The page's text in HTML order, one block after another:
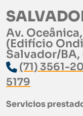
Av.
(Edifício
Salvador/BA,
(71) 3561-
5179
Servicios